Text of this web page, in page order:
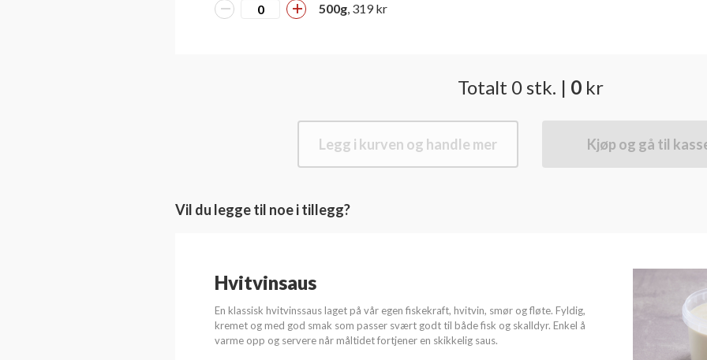
500g, 319 kr
Totalt 0stk. | 0kr
Legg i kurven og handle mer Kjøp og gå til
Vil du legge til noe i tillegg?
Hvitvinsaus
En klassisk hvitvinssaus laget på vår egen fiskekraft, hvitvin, smør og fløte. Fyldig,
kremet og med god smak som passer svært godt til både fisk og skalldyr. Enkel å
varme opp og servere når måltidet fortjener en skikkelig saus.